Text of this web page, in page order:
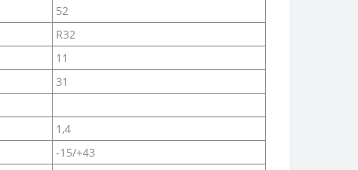
52
R32
11
31
1,4
-15/+43